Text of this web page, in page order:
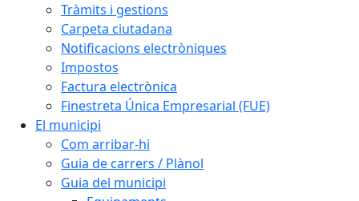
Tràmits i gestions
Carpeta ciutadana
Notificacions electròniques
Impostos
Factura electrònica
Finestreta Única Empresarial (FUE)
El municipi
Com arribar-hi
Guia de carrers / Plànol
Guia del municipi